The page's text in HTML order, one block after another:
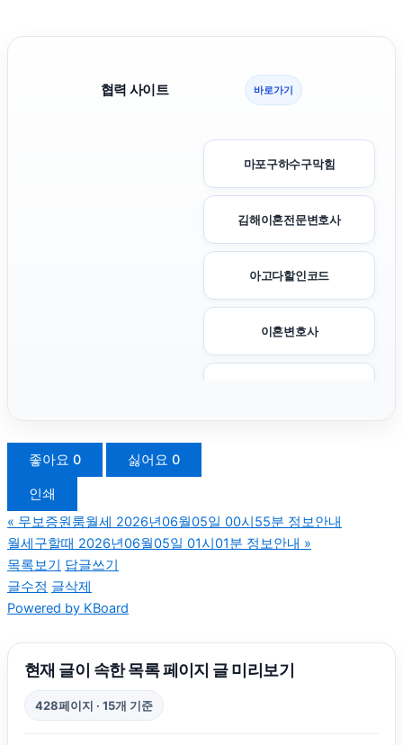
협력 사이트 바로가기
마포구하수구막힘
김해이혼전문변호사
아고다할인코드
이혼변호사
용인하수구막힘
병원마케팅
좋아요 0 싫어요 0
인쇄
« 무보증원룸월세 2026년06월05일 00시55분 정보안내
월세구할때 2026년06월05일 01시01분 정보안내 »
목록보기 답글쓰기
글수정 글삭제
Powered by KBoard
현재 글이 속한 목록 페이지 글 미리보기
428페이지 · 15개 기준